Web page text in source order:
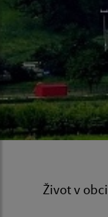
Život v obci